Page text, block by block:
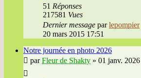
51 Réponses
217581 Vues
Dernier message parlepompier
20 mars 2015 17:51
Notre journée en photo 2026
parFleur de Shakty » 01 janv. 2026